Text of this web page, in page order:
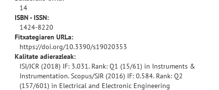
14
ISBN - ISSN:
1424-8220
Fitxategiaren URLa:
https://doi.org/10.3390/s19020353
Kalitate adierazleak:
ISI/JCR (2018) IF: 3.031. Rank: Q1 (15/61) in Instruments &
Instrumentation. Scopus/SJR (2016) IF: 0.584. Rank: Q2
(157/601) in Electrical and Electronic Engineering